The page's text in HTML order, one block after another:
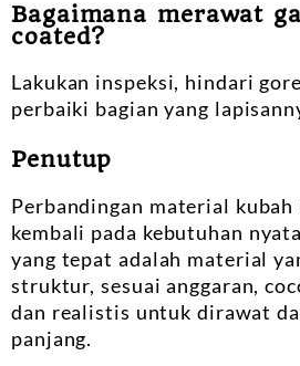
Bagaimana merawat
coated?
Lakukan inspeksi, hindari
perbaiki bagian yang
Penutup
Perbandingan material
kembali pada kebutuhan
yang tepat adalah material
struktur, sesuai anggaran,
dan realistis untuk dirawat
panjang.